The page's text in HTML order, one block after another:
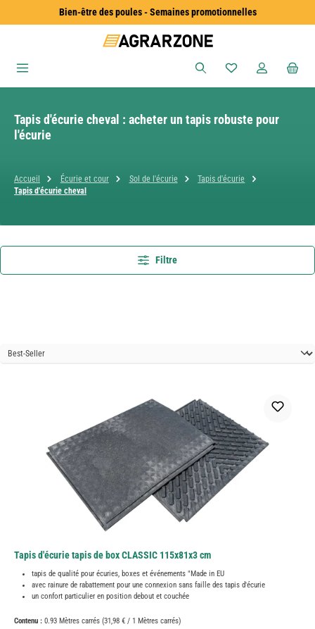
Passer au contenu principalBien-être des poules - Semaines promotionnelles
Vous avez 0
Tapis d'écurie cheval : acheter un tapis robuste pour
l'écurie
Accueil Écurie et cour Sol de l'écurie
Tapis d'écurie
Tapis d'écurie cheval
Filtre
Tapis d'écurie tapis de box CLASSIC 115x81x3 cm
tapis de qualité pour écuries, boxes et événements "Made in EU
avec rainure de rabattement pour une connexion sans faille des tapis d'écurie
un confort particulier en position debout et couchée
Contenu : 0.93 Mètres carrés (31,98 € / 1 Mètres carrés)